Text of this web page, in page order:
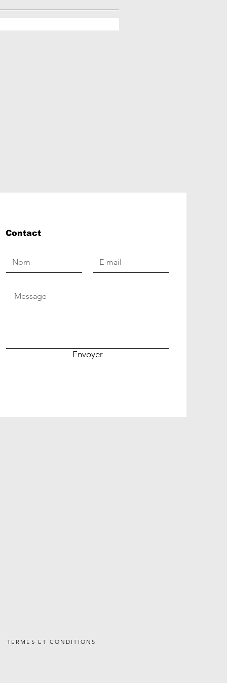
Contact
Envoyer
TERMES ET CONDITIONS